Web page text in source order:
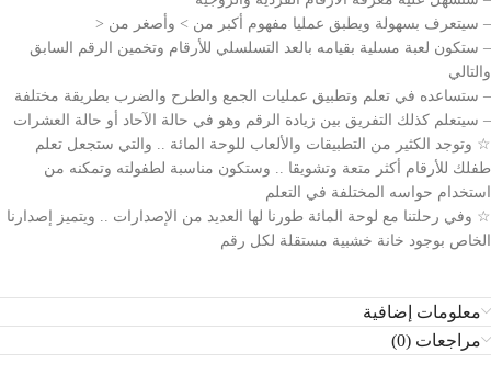
– سيتعرف بسهولة ويطبق عمليا مفهوم أكبر من > وأصغر من <
– ستكون لعبة مسلية بقيامه بالعد التسلسلي للأرقام وتخمين الرقم السابق
والتالي
– ستساعده في تعلم وتطبيق عمليات الجمع والطرح والضرب بطريقة مختلفة
– سيتعلم كذلك التفريق بين زيادة الرقم وهو في حالة الآحاد أو حالة العشرات
☆ وتوجد الكثير من التطبيقات والألعاب للوحة المائة .. والتي ستجعل تعلم
طفلك للأرقام أكثر متعة وتشويقا .. وستكون مناسبة لطفولته وتمكنه من
استخدام حواسه المختلفة في التعلم
☆ وفي رحلتنا مع لوحة المائة طورنا لها العديد من الإصدارات .. ويتميز إصدارنا
الخاص بوجود خانة خشبية مستقلة لكل رقم
معلومات إضافية
مراجعات (0)